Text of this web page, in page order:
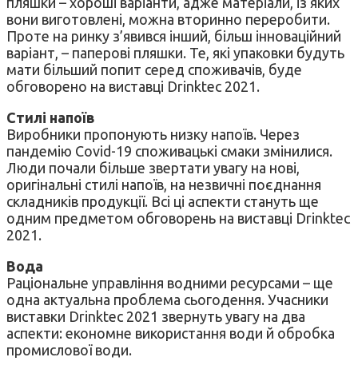
вони виготовлені, можна вторинно переробити.
Проте на ринку з’явився інший, більш інноваційний
варіант, – паперові пляшки. Те, які упаковки будуть
мати більший попит серед споживачів, буде
обговорено на виставці Drinktec 2021.
Стилі напоїв
Виробники пропонують низку напоїв. Через
пандемію Covid-19 споживацькі смаки змінилися.
Люди почали більше звертати увагу на нові,
оригінальні стилі напоїв, на незвичні поєднання
складників продукції. Всі ці аспекти стануть ще
одним предметом обговорень на виставці Drinktec
2021.
Вода
Раціональне управління водними ресурсами – ще
одна актуальна проблема сьогодення. Учасники
виставки Drinktec 2021 звернуть увагу на два
аспекти: економне використання води й обробка
промислової води.